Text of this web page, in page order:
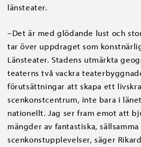
länsteater.
–Det är med glödande lust och
tar över uppdraget som
Länsteater. Stadens utmärkta
teaterns två vackra
förutsättningar att skapa ett
scenkonstcentrum, inte bara i
nationellt. Jag ser fram emot att
mängder av fantastiska,
scenkonstupplevelser, säger